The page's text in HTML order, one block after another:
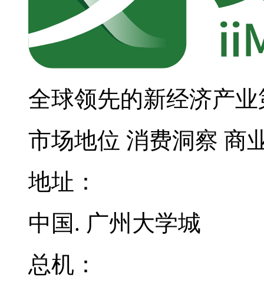
全球领先的新经济产
市场地位 消费洞察 商
地址：
中国. 广州大学城
总机：